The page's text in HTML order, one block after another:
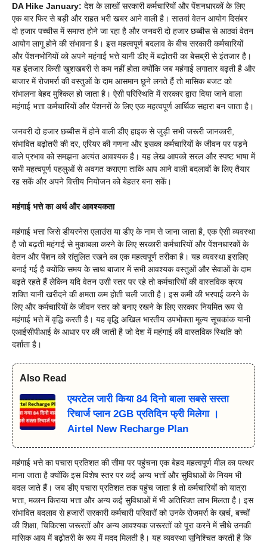
DA Hike January: देश के लाखों सरकारी कर्मचारियों और पेंशनधारकों के लिए
एक बार फिर से बड़ी और राहत भरी खबर आने वाली है। सातवां वेतन आयोग दिसंबर
दो हजार पच्चीस में समाप्त होने जा रहा है और जनवरी दो हजार छब्बीस से आठवां वेतन
आयोग लागू होने की संभावना है। इस महत्वपूर्ण बदलाव के बीच सरकारी कर्मचारियों
और पेंशनभोगियों को अपने महंगाई भत्ते यानी डीए में बढ़ोतरी का बेसब्री से इंतजार है।
यह इंतजार किसी खुशखबरी से कम नहीं होता क्योंकि जब महंगाई लगातार बढ़ती है और
बाजार में रोजमर्रा की वस्तुओं के दाम आसमान छूने लगते हैं तो मासिक बजट को
संभालना बेहद मुश्किल हो जाता है। ऐसी परिस्थिति में सरकार द्वारा दिया जाने वाला
महंगाई भत्ता कर्मचारियों और पेंशनरों के लिए एक महत्वपूर्ण आर्थिक सहारा बन जाता है।
जनवरी दो हजार छब्बीस में होने वाली डीए हाइक से जुड़ी सभी जरूरी जानकारी,
संभावित बढ़ोतरी की दर, एरियर की गणना और इसका कर्मचारियों के जीवन पर पड़ने
वाले प्रभाव को समझना अत्यंत आवश्यक है। यह लेख आपको सरल और स्पष्ट भाषा में
सभी महत्वपूर्ण पहलुओं से अवगत कराएगा ताकि आप आने वाली बदलावों के लिए तैयार
रह सकें और अपने वित्तीय नियोजन को बेहतर बना सकें।
महंगाई भत्ते का अर्थ और आवश्यकता
महंगाई भत्ता जिसे डीयरनेस एलाउंस या डीए के नाम से जाना जाता है, एक ऐसी व्यवस्था
है जो बढ़ती महंगाई से मुकाबला करने के लिए सरकारी कर्मचारियों और पेंशनधारकों के
वेतन और पेंशन को संतुलित रखने का एक महत्वपूर्ण तरीका है। यह व्यवस्था इसलिए
बनाई गई है क्योंकि समय के साथ बाजार में सभी आवश्यक वस्तुओं और सेवाओं के दाम
बढ़ते रहते हैं लेकिन यदि वेतन उसी स्तर पर रहे तो कर्मचारियों की वास्तविक क्रय
शक्ति यानी खरीदने की क्षमता कम होती चली जाती है। इस कमी की भरपाई करने के
लिए और कर्मचारियों के जीवन स्तर को बनाए रखने के लिए सरकार नियमित रूप से
महंगाई भत्ते में वृद्धि करती है। यह वृद्धि अखिल भारतीय उपभोक्ता मूल्य सूचकांक यानी
एआईसीपीआई के आधार पर की जाती है जो देश में महंगाई की वास्तविक स्थिति को
दर्शाता है।
Also Read
एयरटेल जारी किया 84 दिनो बाला सबसे सस्ता
रिचार्ज प्लान 2GB प्रतिदिन फ्री मिलेगा ।
Airtel New Recharge Plan
महंगाई भत्ते का पचास प्रतिशत की सीमा पर पहुंचना एक बेहद महत्वपूर्ण मील का पत्थर
माना जाता है क्योंकि इस विशेष स्तर पर कई अन्य भत्तों और सुविधाओं के नियम भी
बदल जाते हैं। जब डीए पचास प्रतिशत तक पहुंच जाता है तो कर्मचारियों को यात्रा
भत्ता, मकान किराया भत्ता और अन्य कई सुविधाओं में भी अतिरिक्त लाभ मिलता है। इस
संभावित बदलाव से हजारों सरकारी कर्मचारी परिवारों को उनके रोजमर्रा के खर्च, बच्चों
की शिक्षा, चिकित्सा जरूरतों और अन्य आवश्यक जरूरतों को पूरा करने में सीधे उनकी
मासिक आय में बढ़ोतरी के रूप में मदद मिलती है। यह व्यवस्था सुनिश्चित करती है कि